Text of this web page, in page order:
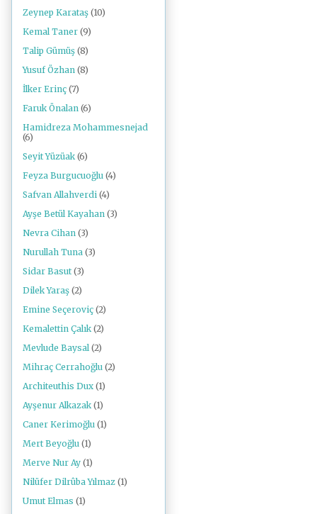
Zeynep Karataş (10)
Kemal Taner (9)
Talip Gümüş (8)
Yusuf Özhan (8)
İlker Erinç (7)
Faruk Önalan (6)
Hamidreza Mohammesnejad
(6)
Seyit Yüzüak (6)
Feyza Burgucuoğlu (4)
Safvan Allahverdi (4)
Ayşe Betül Kayahan (3)
Nevra Cihan (3)
Nurullah Tuna (3)
Sidar Basut (3)
Dilek Yaraş (2)
Emine Seçeroviç (2)
Kemalettin Çalık (2)
Mevlude Baysal (2)
Mihraç Cerrahoğlu (2)
Architeuthis Dux (1)
Ayşenur Alkazak (1)
Caner Kerimoğlu (1)
Mert Beyoğlu (1)
Merve Nur Ay (1)
Nilüfer Dilrûba Yılmaz (1)
Umut Elmas (1)